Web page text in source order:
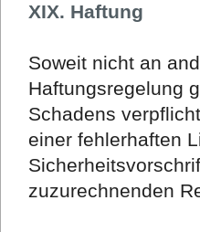
XIX. Haftung
Soweit nicht an
Haftungsregelung
Schadens
einer fehlerhaften
zuzurechnenden